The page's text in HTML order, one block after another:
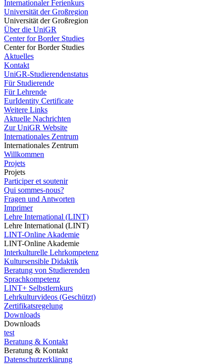
Internationaler Ferienkurs
Universität der Großregion
Universität der Großregion
Über die UniGR
Center for Border Studies
Center for Border Studies
Aktuelles
Kontakt
UniGR-Studierendenstatus
Für Studierende
Für Lehrende
EurIdentity Certificate
Weitere Links
Aktuelle Nachrichten
Zur UniGR Website
Internationales Zentrum
Internationales Zentrum
Willkommen
Projets
Projets
Participer et soutenir
Qui sommes-nous?
Fragen und Antworten
Imprimer
Lehre International (LINT)
Lehre International (LINT)
LINT-Online Akademie
LINT-Online Akademie
Interkulturelle Lehrkompetenz
Kultursensible Didaktik
Beratung von Studierenden
Sprachkompetenz
LINT+ Selbstlernkurs
Lehrkulturvideos (Geschützt)
Zertifikatsregelung
Downloads
Downloads
test
Beratung & Kontakt
Beratung & Kontakt
Datenschutzerklärung